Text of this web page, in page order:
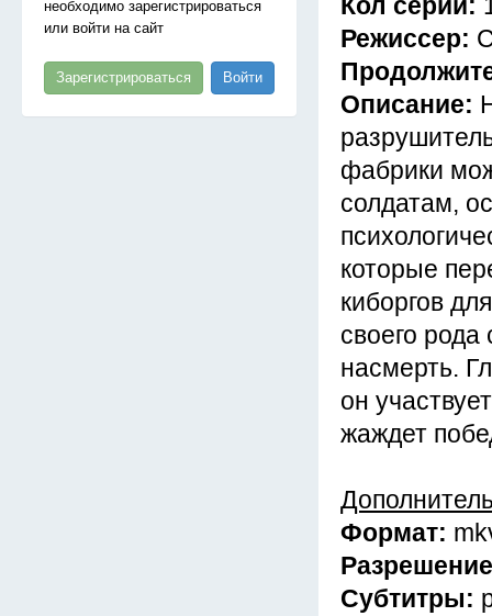
необходимо зарегистрироваться
или войти на сайт
Зарегистрироваться Войти
Режиссер:
Описание:
фабрики
солдатам,
которые
киборгов
своего
насмерть.
он
жаждет
Формат:
Субтитры: